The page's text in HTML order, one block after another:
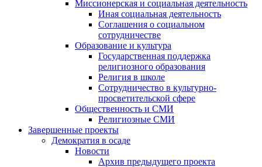
Миссионерская и социальная деятельность
Иная социальная деятельность
Соглашения о социальном
сотрудничестве
Образование и культура
Государственная поддержка
религиозного образования
Религия в школе
Сотрудничество в культурно-
просветительской сфере
Общественность и СМИ
Религиозные СМИ
Завершенные проекты
Демократия в осаде
Новости
Архив предыдущего проекта